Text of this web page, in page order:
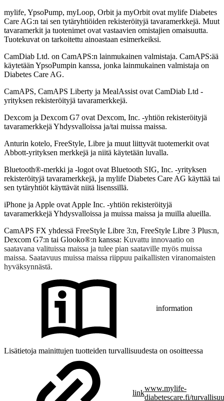
mylife, YpsoPump, myLoop, Orbit ja myOrbit ovat mylife Diabetes
Care AG:n tai sen tytäryhtiöiden rekisteröityjä tavaramerkkejä. Muut
tavaramerkit ja tuotenimet ovat vastaavien omistajien omaisuutta.
Tuotekuvat on tarkoitettu ainoastaan esimerkeiksi.
CamDiab Ltd. on CamAPS:n lainmukainen valmistaja. CamAPS:ää
käytetään YpsoPumpin kanssa, jonka lainmukainen valmistaja on
Diabetes Care AG.
CamAPS, CamAPS Liberty ja MealAssist ovat CamDiab Ltd -
yrityksen rekisteröityjä tavaramerkkejä.
Dexcom ja Dexcom G7 ovat Dexcom, Inc. -yhtiön rekisteröityjä
tavaramerkkejä Yhdysvalloissa ja/tai muissa maissa.
Anturin kotelo, FreeStyle, Libre ja muut liittyvät tuotemerkit ovat
Abbott-yrityksen merkkejä ja niitä käytetään luvalla.
Bluetooth®-merkki ja -logot ovat Bluetooth SIG, Inc. -yrityksen
rekisteröityjä tavaramerkkejä, ja mylife Diabetes Care AG käyttää tai
sen tytäryhtiöt käyttävät niitä lisenssillä.
iPhone ja Apple ovat Apple Inc. -yhtiön rekisteröityjä
tavaramerkkejä Yhdysvalloissa ja muissa maissa ja muilla alueilla.
CamAPS FX yhdessä FreeStyle Libre 3:n, FreeStyle Libre 3 Plus:n,
Dexcom G7:n tai Glooko®:n kanssa: Kuvattu innovaatio on
saatavana valituissa maissa ja tulee pian saataville myös muissa
maissa. Saatavuus muissa maissa riippuu paikallisten viranomaisten
hyväksynnästä.
information
Lisätietoja mainittujen tuotteiden turvallisuudesta on osoitteessa
link
www.mylife-
diabetescare.fi/